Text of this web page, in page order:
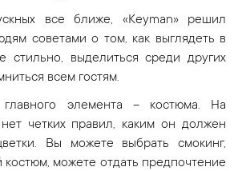
все ближе, «Keyman» решил
советами о том, как выглядеть в
стильно, выделиться среди других
всем гостям.
элемента – костюма. На
четких правил, каким он должен
Вы можете выбрать смокинг,
можете отдать предпочтение